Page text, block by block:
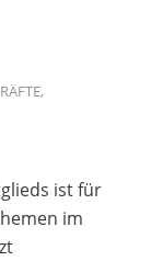
,
ist für
im